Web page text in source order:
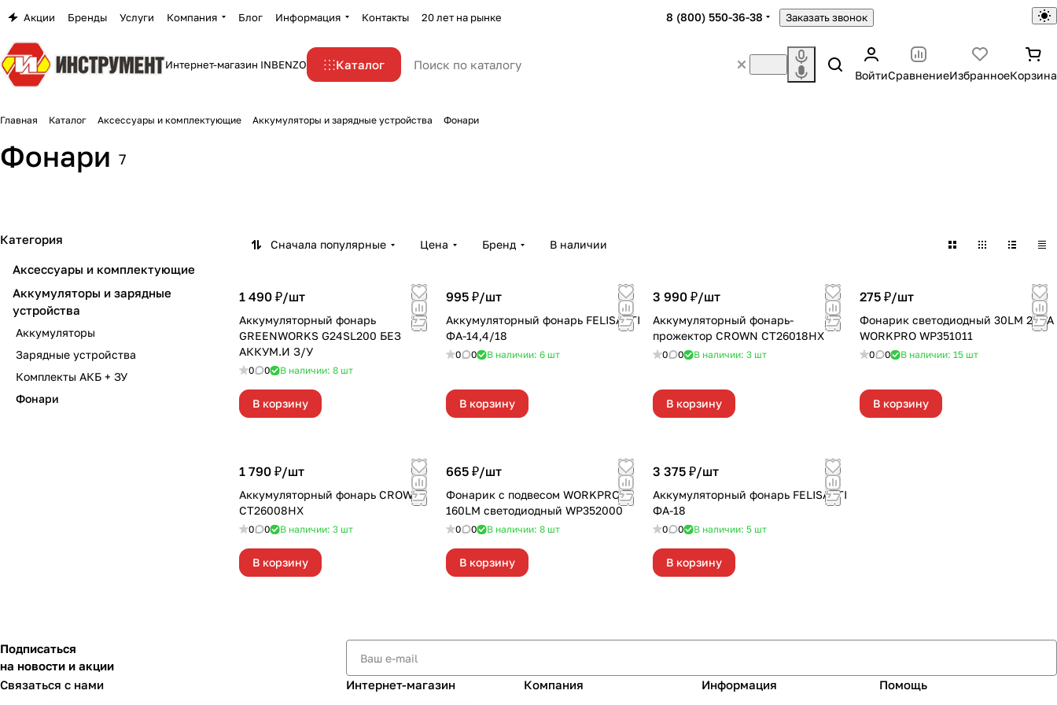
Акции Бренды Услуги Компания Блог Информация Контакты 20 лет на рынке 8 (800) 550-36-38 Заказать звонок
Интернет-магазин INBENZO Каталог
ВойтиСравнениеИзбранноеКорзина
Главная Каталог Аксессуары и комплектующие Аккумуляторы и зарядные устройства Фонари
Фонари 7
Сначала популярные Цена Бренд В наличии
1 490 ₽/шт
Аккумуляторный фонарь
GREENWORKS G24SL200 БЕЗ
АККУМ.И З/У
0 0 В наличии: 8 шт
В корзину
995 ₽/шт
Аккумуляторный фонарь FELISATTI
ФА-14,4/18
0 0 В наличии: 6 шт
В корзину
3 990 ₽/шт
Аккумуляторный фонарь-
прожектор CROWN СТ26018НХ
0 0 В наличии: 3 шт
В корзину
275 ₽/шт
Фонарик светодиодный 30LM 2ААА
WORKPRO WP351011
0 0 В наличии: 15 шт
В корзину
1 790 ₽/шт
Аккумуляторный фонарь CROWN
СТ26008НХ
0 0 В наличии: 3 шт
В корзину
665 ₽/шт
Фонарик с подвесом WORKPRO
160LM светодиодный WP352000
0 0 В наличии: 8 шт
В корзину
3 375 ₽/шт
Аккумуляторный фонарь FELISATTI
ФА-18
0 0 В наличии: 5 шт
В корзину
Категория
Аксессуары и комплектующие
Аккумуляторы и зарядные
устройства
Аккумуляторы
Зарядные устройства
Комплекты АКБ + ЗУ
Фонари
Подписаться
на новости и акции
Связаться с нами
Интернет-магазин Компания Информация Помощь